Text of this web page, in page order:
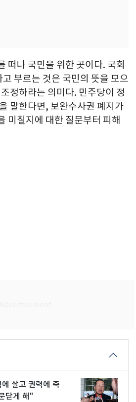
떠나 국민을 위한 곳이다. 국회
부르는 것은 국민의 뜻을 모으
정하라는 의미다. 민주당이 정
말한다면, 보완수사권 폐지가
미칠지에 대한 질문부터 피해
살고 권력에 죽
닫게 해"